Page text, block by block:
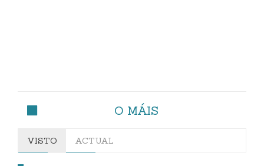
O MÁIS
VISTO ACTUAL